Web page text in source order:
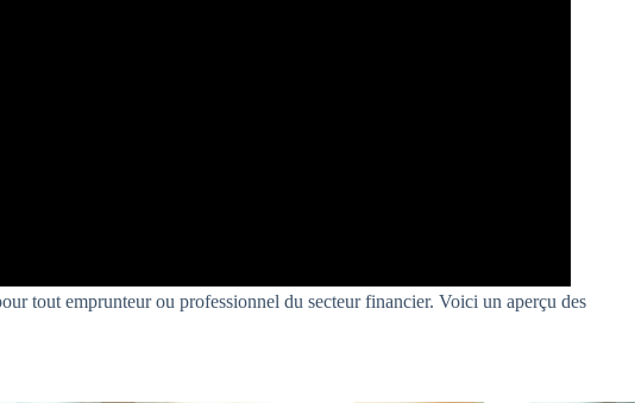
tout emprunteur ou professionnel du secteur financier. Voici un aperçu des